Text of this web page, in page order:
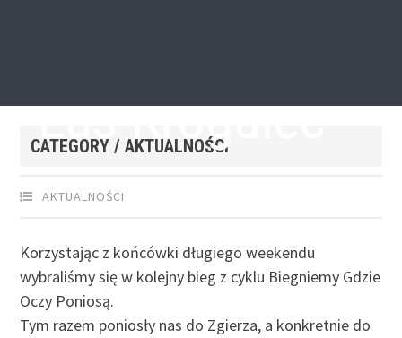
CATEGORY / AKTUALNOŚCI
Las Krogulec
AKTUALNOŚCI
Korzystając z końcówki długiego weekendu
wybraliśmy się w kolejny bieg z cyklu Biegniemy Gdzie
Oczy Poniosą.
Tym razem poniosły nas do Zgierza, a konkretnie do